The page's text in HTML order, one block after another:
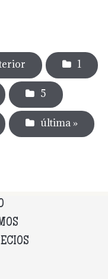
de los museos
1
5
última »